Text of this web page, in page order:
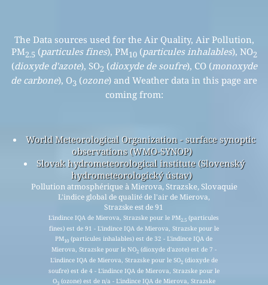
The Data sources used for the Air Quality, Air Pollution,
PM2.5 (particules fines), PM10(particules inhalables), NO2
(dioxyde d'azote), SO2 (dioxyde de soufre), CO (monoxyde
de carbone), O3 (ozone) and Weather data in this page are
coming from:
World Meteorological Organization - surface synoptic
observations (WMO-SYNOP)
Slovak hydrometeorological institute (Slovenský
hydrometeorologický ústav)
Pollution atmosphérique à Mierova, Strazske, Slovaquie
L'indice global de qualité de l'air de Mierova,
Strazske est de 91
L'indince IQA de Mierova, Strazske pour le PM2.5 (particules
fines) est de 91 - L'indince IQA de Mierova, Strazske pour le
PM10 (particules inhalables) est de 32 - L'indince IQA de
Mierova, Strazske pour le NO2(dioxyde d'azote) est de 7 -
L'indince IQA de Mierova, Strazske pour le SO2(dioxyde de
soufre) est de 4 - L'indince IQA de Mierova, Strazske pour le
O3(ozone) est de n/a - L'indince IQA de Mierova, Strazske